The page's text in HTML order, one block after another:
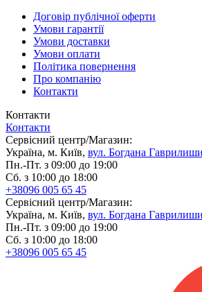
Договір публічної оферти
Умови гарантії
Умови доставки
Умови оплати
Політика повернення
Про компанію
Контакти
Контакти
Контакти
Сервісний центр/Магазин:
Україна, м. Київ, вул. Богдана
Пн.-Пт. з 09:00 до 19:00
Сб. з 10:00 до 18:00
+38096 005 65 45
Сервісний центр/Магазин:
Україна, м. Київ, вул. Богдана
Пн.-Пт. з 09:00 до 19:00
Сб. з 10:00 до 18:00
+38096 005 65 45